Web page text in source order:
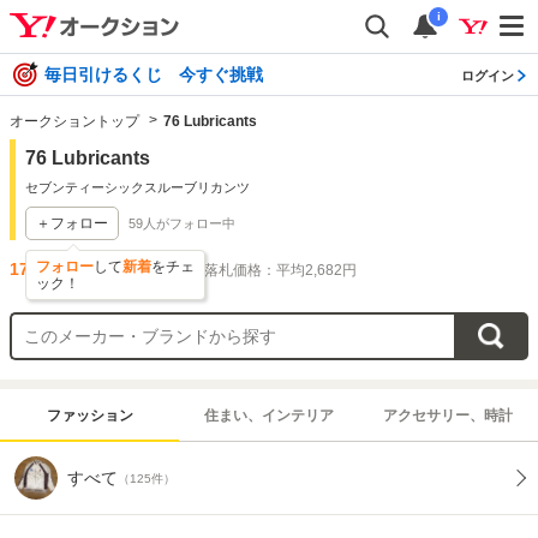
i
毎日引けるくじ 今すぐ挑戦 ログイン
オークショントップ 76 Lubricants
76 Lubricants
セブンティーシックスルーブリカンツ
＋フォロー
フォローして新着をチェ
ック！
59 人がフォロー中
175件出品されています 落札価格：平均2,682円
ファッション 住まい、インテリア アクセサリー、時計
すべて （125件）